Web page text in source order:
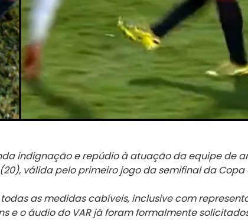
indignação e repúdio à atuação da equipe de
válida pelo primeiro jogo da semifinal da Copa
as medidas cabíveis, inclusive com
o áudio do VAR já foram formalmente